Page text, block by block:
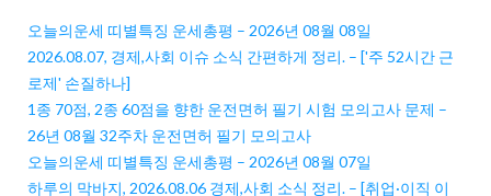
오늘의운세 띠별특징 운세총평 – 2026년 08월 08일
2026.08.07, 경제,사회 이슈 소식 간편하게 정리. – ['주 52시간 근
로제' 손질하나]
1종 70점, 2종 60점을 향한 운전면허 필기 시험 모의고사 문제 –
26년 08월 32주차 운전면허 필기 모의고사
오늘의운세 띠별특징 운세총평 – 2026년 08월 07일
하루의 막바지, 2026.08.06 경제,사회 소식 정리. – [취업·이직 이